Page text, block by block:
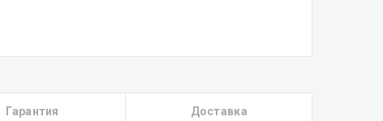
Гарантия Доставка